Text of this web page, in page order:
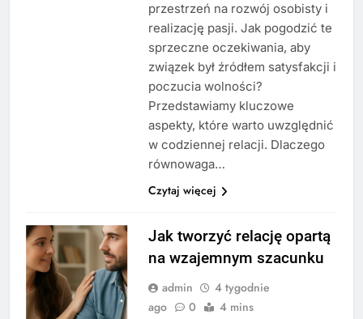
przestrzeń na rozwój osobisty i
realizację pasji. Jak pogodzić te
sprzeczne oczekiwania, aby
związek był źródłem satysfakcji i
poczucia wolności?
Przedstawiamy kluczowe
aspekty, które warto uwzględnić
w codziennej relacji. Dlaczego
równowaga…
Czytaj więcej
Jak tworzyć relację opartą
na wzajemnym szacunku
admin
4 tygodnie
ago
0 4 mins